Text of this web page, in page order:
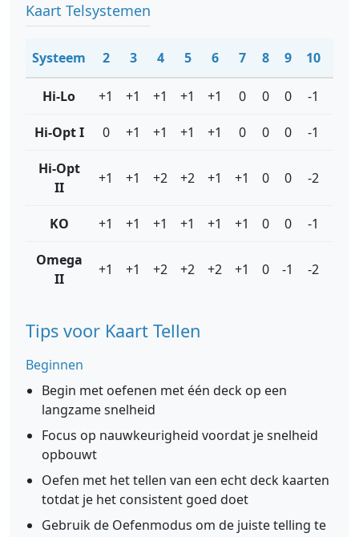
Kaart Telsystemen
Systeem 2 3 4 5 6 7 8 9 10
Hi-Lo +1 +1 +1 +1 +1 0 0 0 -1
Hi-Opt I 0 +1 +1 +1 +1 0 0 0 -1
Hi-Opt
II
+1 +1 +2 +2 +1 +1 0 0 -2
KO +1 +1 +1 +1 +1 +1 0 0 -1
Omega
II
+1 +1 +2 +2 +2 +1 0 -1 -2
Tips voor Kaart Tellen
Beginnen
Begin met oefenen met één deck op een
langzame snelheid
Focus op nauwkeurigheid voordat je snelheid
opbouwt
Oefen met het tellen van een echt deck kaarten
totdat je het consistent goed doet
Gebruik de Oefenmodus om de juiste telling te